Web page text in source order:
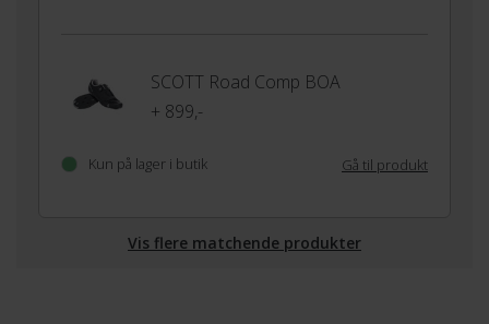
SCOTT Road Comp BOA
+ 899,-
Kun på lager i butik Gå til produkt
Vis flere matchende produkter